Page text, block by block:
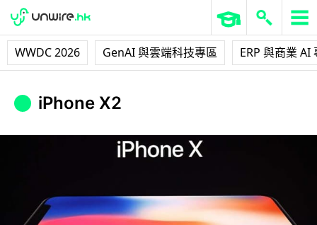
WWDC 2026 GenAI 與雲端科技專區 ERP 與商業 AI
iPhone X2